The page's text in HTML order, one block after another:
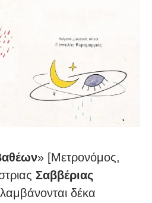
» [Μετρονόμος,
Σαββέριας
δέκα